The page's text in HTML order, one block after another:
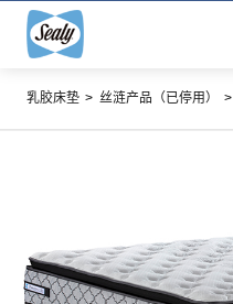
乳胶床垫 > 丝涟产品（已停用） >